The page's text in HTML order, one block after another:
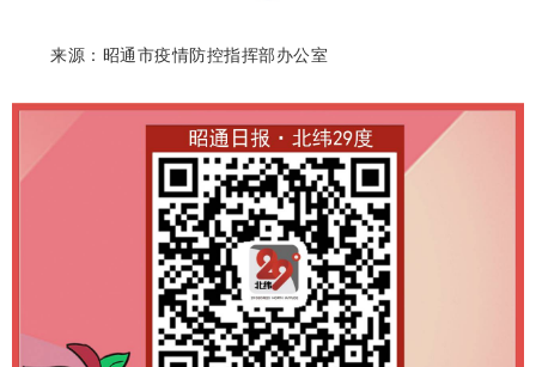
来源：昭通市疫情防控指挥部办公室